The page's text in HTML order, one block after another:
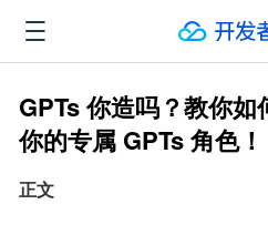
GPTs 你造吗？教你
你的专属 GPTs 角色！
正文